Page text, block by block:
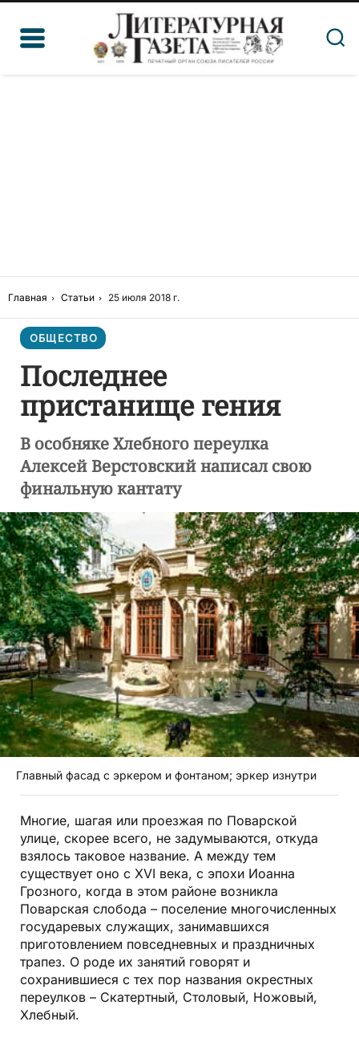
Главная Статьи 25 июля 2018 г.
ОБЩЕСТВО
Последнее
пристанище гения
В особняке Хлебного переулка
Алексей Верстовский написал свою
финальную кантату
Главный фасад с эркером и фонтаном; эркер изнутри
Многие, шагая или проезжая по Поварской
улице, скорее всего, не задумываются, откуда
взялось таковое название. А между тем
существует оно с XVI века, с эпохи Иоанна
Грозного, когда в этом районе возникла
Поварская слобода – поселение многочисленных
государевых служащих, занимавшихся
приготовлением повседневных и праздничных
трапез. О роде их занятий говорят и
сохранившиеся с тех пор названия окрестных
переулков – Скатертный, Столовый, Ножовый,
Хлебный.